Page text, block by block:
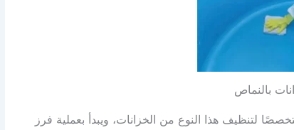
بالنماص
لتنظيف هذا النوع من الخزانات، ويبدأ بعملية فرز